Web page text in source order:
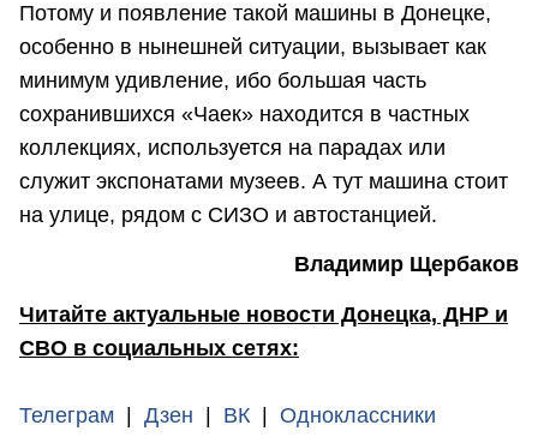
Потому и появление такой машины в Донецке,
особенно в нынешней ситуации, вызывает как
минимум удивление, ибо большая часть
сохранившихся «Чаек» находится в частных
коллекциях, используется на парадах или
служит экспонатами музеев. А тут машина стоит
на улице, рядом с СИЗО и автостанцией.
Владимир Щербаков
Читайте актуальные новости Донецка, ДНР и
СВО в социальных сетях:
Телеграм | Дзен | ВК | Одноклассники